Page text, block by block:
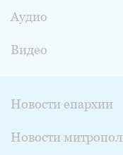
Аудио
Видео
Новости епархии
Новости